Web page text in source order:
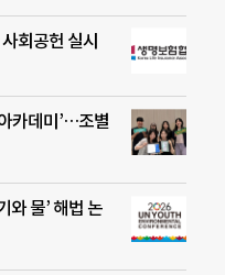
회공헌 실시
카데미’…조별
와 물’ 해법 논